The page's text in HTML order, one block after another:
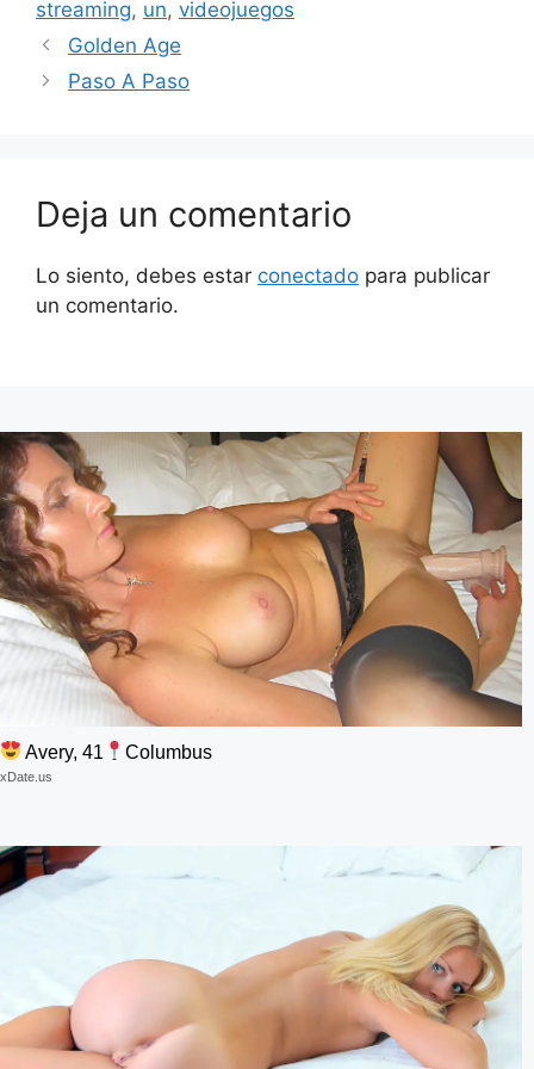
streaming, un, videojuegos
Golden Age
Paso A Paso
Deja un comentario
Lo siento, debes estar conectado para publicar
un comentario.
Avery, 41 Columbus
xDate.us